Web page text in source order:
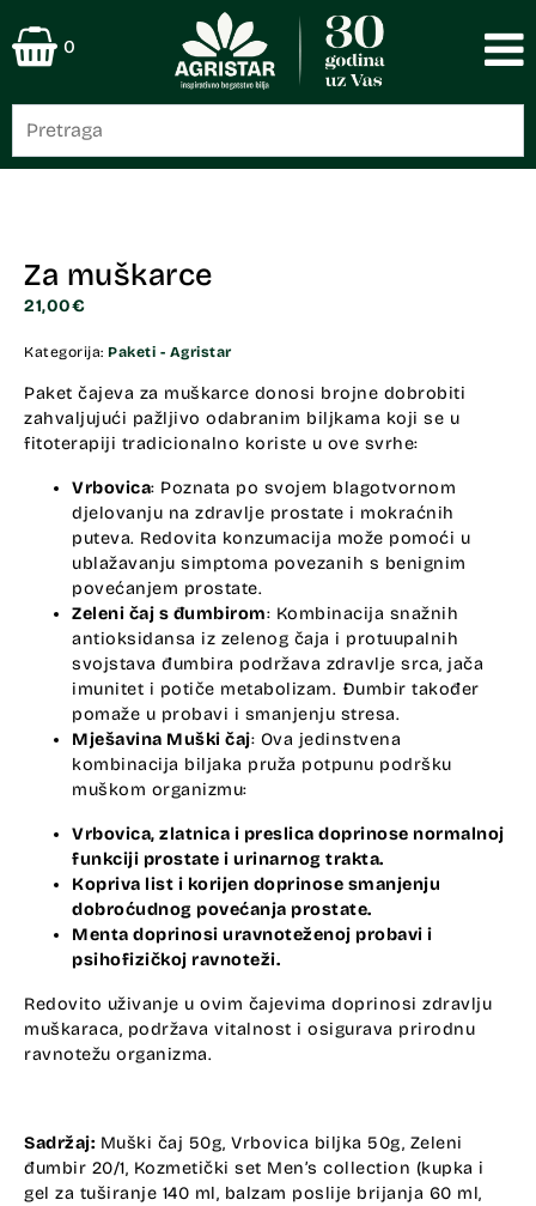
0
Za muškarce
21,00€
Kategorija: Paketi - Agristar
Paket čajeva za muškarce donosi brojne dobrobiti
zahvaljujući pažljivo odabranim biljkama koji se u
fitoterapiji tradicionalno koriste u ove svrhe:
Vrbovica: Poznata po svojem blagotvornom
djelovanju na zdravlje prostate i mokraćnih
puteva. Redovita konzumacija može pomoći u
ublažavanju simptoma povezanih s benignim
povećanjem prostate.
Zeleni čaj s đumbirom: Kombinacija snažnih
antioksidansa iz zelenog čaja i protuupalnih
svojstava đumbira podržava zdravlje srca, jača
imunitet i potiče metabolizam. Đumbir također
pomaže u probavi i smanjenju stresa.
Mješavina Muški čaj: Ova jedinstvena
kombinacija biljaka pruža potpunu podršku
muškom organizmu:
Vrbovica, zlatnica i preslica doprinose normalnoj
funkciji prostate i urinarnog trakta.
Kopriva list i korijen doprinose smanjenju
dobroćudnog povećanja prostate.
Menta doprinosi uravnoteženoj probavi i
psihofizičkoj ravnoteži.
Redovito uživanje u ovim čajevima doprinosi zdravlju
muškaraca, podržava vitalnost i osigurava prirodnu
ravnotežu organizma.
Sadržaj: Muški čaj 50g, Vrbovica biljka 50g, Zeleni
đumbir 20/1, Kozmetički set Men’s collection (kupka i
gel za tuširanje 140 ml, balzam poslije brijanja 60 ml,